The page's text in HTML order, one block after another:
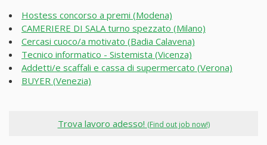
Hostess concorso a premi (Modena)
CAMERIERE DI SALA turno spezzato (Milano)
Cercasi cuoco/a motivato (Badia Calavena)
Tecnico informatico - Sistemista (Vicenza)
Addetti/e scaffali e cassa di supermercato (Verona)
BUYER (Venezia)
Trova lavoro adesso! (Find out job now!)